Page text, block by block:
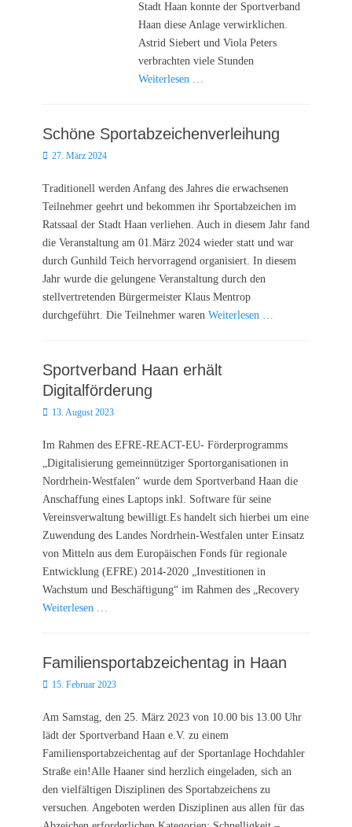
Stadt Haan konnte der Sportverband
Haan diese Anlage verwirklichen.
Astrid Siebert und Viola Peters
verbrachten viele Stunden
Weiterlesen …
Schöne Sportabzeichenverleihung
Posted
27. März 2024
Traditionell werden Anfang des Jahres die erwachsenen
Teilnehmer geehrt und bekommen ihr Sportabzeichen im
Ratssaal der Stadt Haan verliehen. Auch in diesem Jahr fand
die Veranstaltung am 01.März 2024 wieder statt und war
durch Gunhild Teich hervorragend organisiert. In diesem
Jahr wurde die gelungene Veranstaltung durch den
stellvertretenden Bürgermeister Klaus Mentrop
durchgeführt. Die Teilnehmer waren Weiterlesen …
Sportverband Haan erhält
Digitalförderung
Posted
13. August 2023
Im Rahmen des EFRE-REACT-EU- Förderprogramms
„Digitalisierung gemeinnütziger Sportorganisationen in
Nordrhein-Westfalen“ wurde dem Sportverband Haan die
Anschaffung eines Laptops inkl. Software für seine
Vereinsverwaltung bewilligt.Es handelt sich hierbei um eine
Zuwendung des Landes Nordrhein-Westfalen unter Einsatz
von Mitteln aus dem Europäischen Fonds für regionale
Entwicklung (EFRE) 2014-2020 „Investitionen in
Wachstum und Beschäftigung“ im Rahmen des „Recovery
Weiterlesen …
Familiensportabzeichentag in Haan
Posted
15. Februar 2023
Am Samstag, den 25. März 2023 von 10.00 bis 13.00 Uhr
lädt der Sportverband Haan e.V. zu einem
Familiensportabzeichentag auf der Sportanlage Hochdahler
Straße ein!Alle Haaner sind herzlich eingeladen, sich an
den vielfältigen Disziplinen des Sportabzeichens zu
versuchen. Angeboten werden Disziplinen aus allen für das